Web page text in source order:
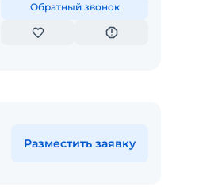
Обратный звонок
Разместить заявку